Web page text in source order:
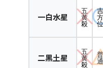
一白水星
五
黄
殺
吉
方
位
二黒土星
五
黄
殺
普
通